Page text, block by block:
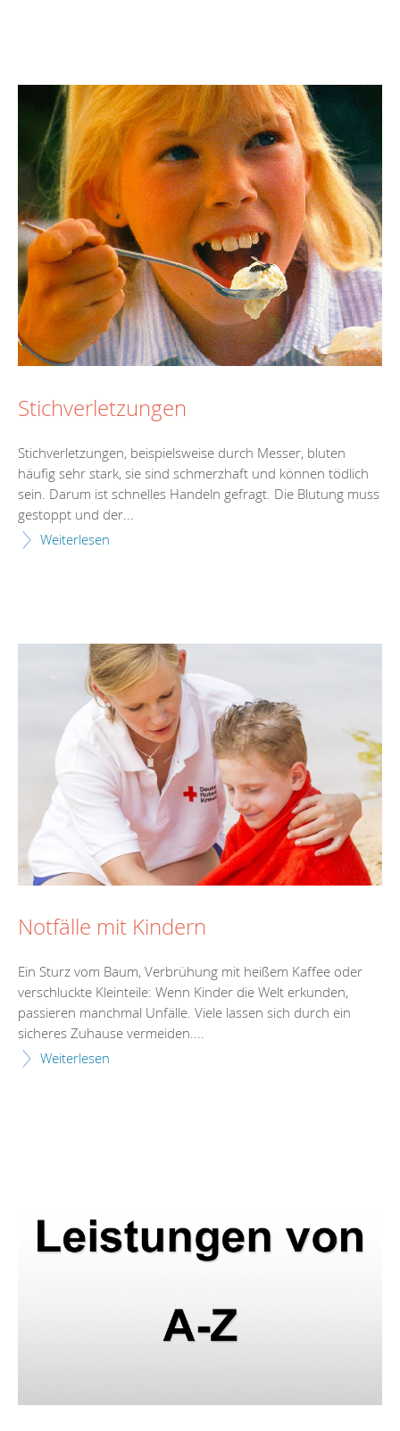
Stichverletzungen
Stichverletzungen, beispielsweise durch Messer, bluten
häufig sehr stark, sie sind schmerzhaft und können tödlich
sein. Darum ist schnelles Handeln gefragt. Die Blutung muss
gestoppt und der...
Weiterlesen
Notfälle mit Kindern
Ein Sturz vom Baum, Verbrühung mit heißem Kaffee oder
verschluckte Kleinteile: Wenn Kinder die Welt erkunden,
passieren manchmal Unfälle. Viele lassen sich durch ein
sicheres Zuhause vermeiden....
Weiterlesen